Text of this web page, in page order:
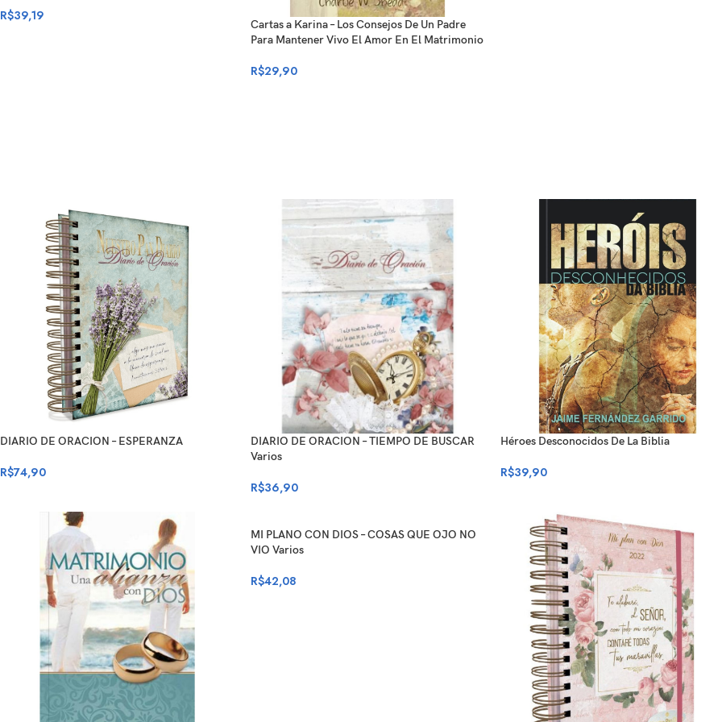
R$39,19
Cartas a Karina – Los Consejos De Un Padre
Para Mantener Vivo El Amor En El Matrimonio
R$29,90
DIARIO DE ORACION – ESPERANZA
R$74,90
DIARIO DE ORACION – TIEMPO DE BUSCAR
Varios
R$36,90
Héroes Desconocidos De La Biblia
R$39,90
MI PLANO CON DIOS – COSAS QUE OJO NO
VIO Varios
R$42,08